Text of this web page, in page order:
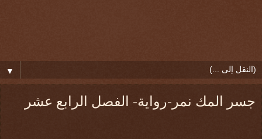
▼
جسر المك نمر-رواية- الفصل الرابع عشر